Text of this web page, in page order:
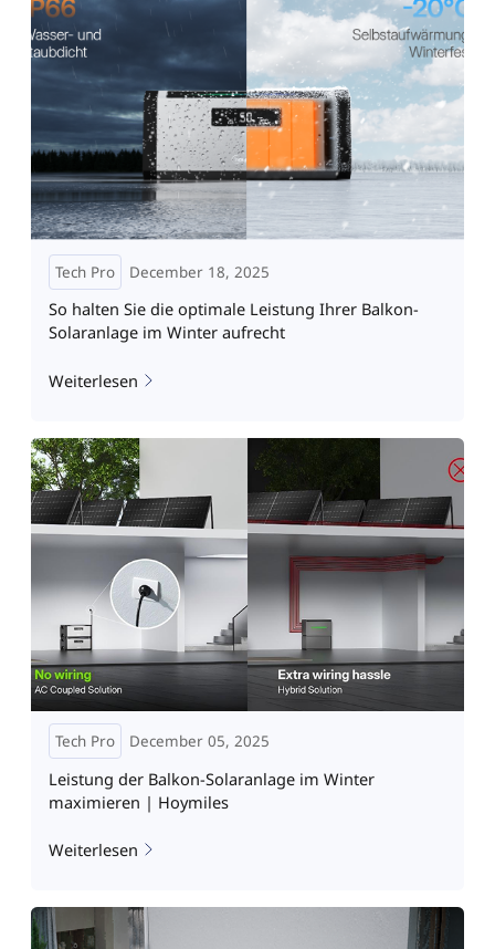
Tech Pro December 18, 2025
So halten Sie die optimale Leistung Ihrer Balkon-
Solaranlage im Winter aufrecht
Weiterlesen
Tech Pro December 05, 2025
Leistung der Balkon-Solaranlage im Winter
maximieren | Hoymiles
Weiterlesen